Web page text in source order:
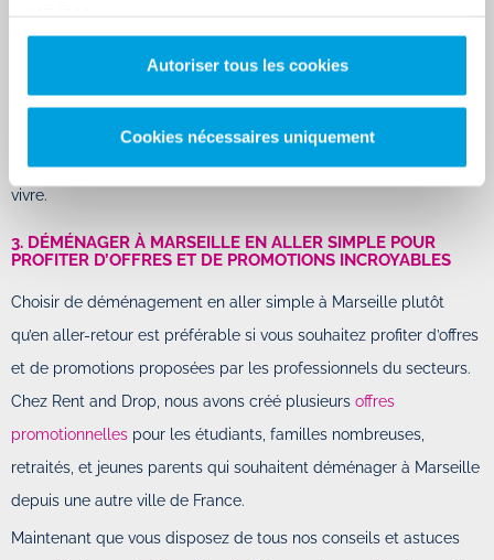
Autoriser tous les cookies
Cookies nécessaires uniquement
devriez déménager à Marseille en aller simple ce serait celle-ci :
Marseille est la ville la plus ensoleillée de France. Avec plus de
170 jours d’ensoleillement à Marseille, la cité phocéenne est une
destination idéale pour commencer une nouvelle vie où il fait bon
vivre.
3. DÉMÉNAGER À MARSEILLE EN ALLER SIMPLE POUR
PROFITER D’OFFRES ET DE PROMOTIONS INCROYABLES
Choisir de déménagement en aller simple à Marseille plutôt
qu’en aller-retour est préférable si vous souhaitez profiter d’offres
et de promotions proposées par les professionnels du secteurs.
Chez Rent and Drop, nous avons créé plusieurs offres
promotionnelles pour les étudiants, familles nombreuses,
retraités, et jeunes parents qui souhaitent déménager à Marseille
depuis une autre ville de France.
Maintenant que vous disposez de tous nos conseils et astuces